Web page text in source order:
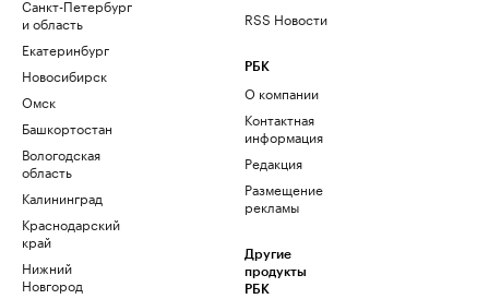
Санкт-Петербург
и область
Екатеринбург
Новосибирск
Омск
Башкортостан
Вологодская
область
Калининград
Краснодарский
край
Нижний
Новгород
RSS Новости
РБК
О компании
Контактная
информация
Редакция
Размещение
рекламы
Другие
продукты
РБК